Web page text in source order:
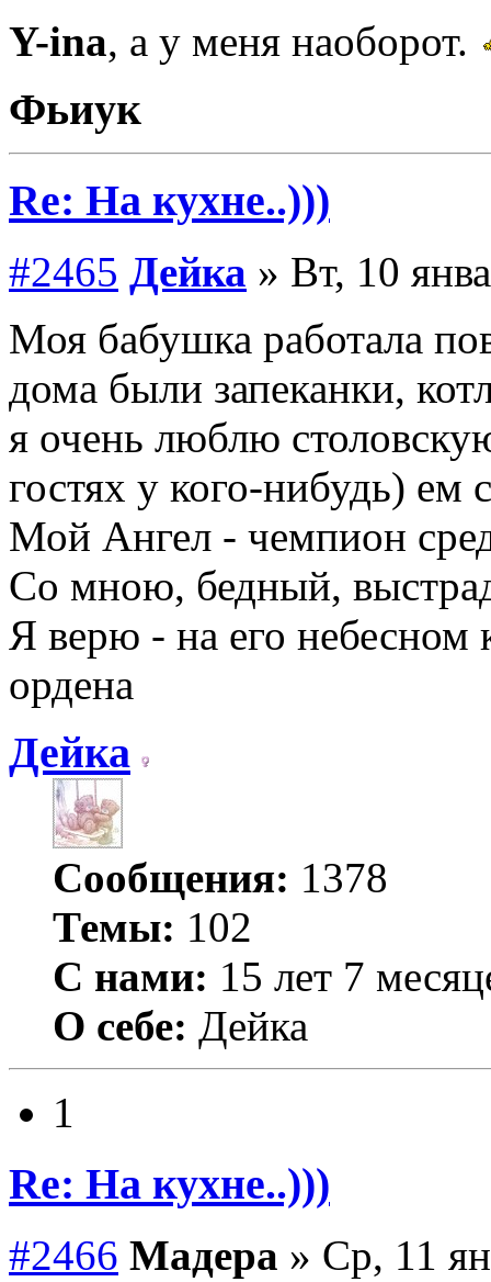
Y-ina, а у меня наоборот.
Фьиук
Re: На кухне..)))
#2465 Дейка » Вт, 10
Моя бабушка работала
дома были запеканки,
я очень люблю
гостях у кого-нибудь) ем
Мой Ангел - чемпион
Со мною, бедный,
Я верю - на его небесном
ордена
Дейка
Сообщения: 1378
Темы: 102
С нами: 15 лет 7
О себе: Дейка
1
Re: На кухне..)))
#2466 Мадера » Ср, 11